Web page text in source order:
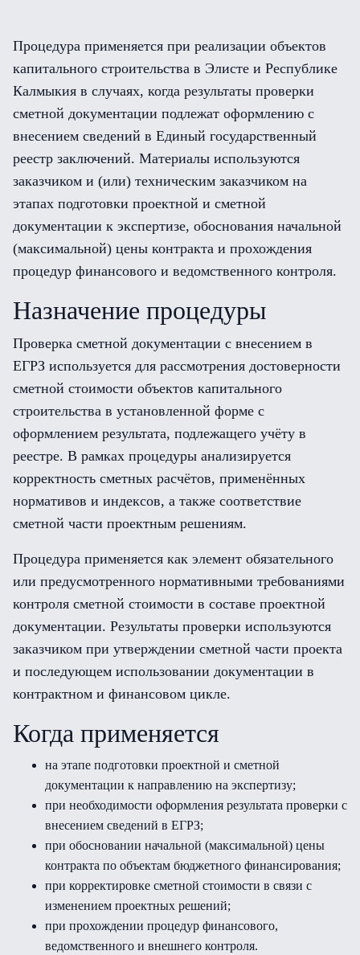
Процедура применяется при реализации объектов
капитального строительства в Элисте и Республике
Калмыкия в случаях, когда результаты проверки
сметной документации подлежат оформлению с
внесением сведений в Единый государственный
реестр заключений. Материалы используются
заказчиком и (или) техническим заказчиком на
этапах подготовки проектной и сметной
документации к экспертизе, обоснования начальной
(максимальной) цены контракта и прохождения
процедур финансового и ведомственного контроля.
Назначение процедуры
Проверка сметной документации с внесением в
ЕГРЗ используется для рассмотрения достоверности
сметной стоимости объектов капитального
строительства в установленной форме с
оформлением результата, подлежащего учёту в
реестре. В рамках процедуры анализируется
корректность сметных расчётов, применённых
нормативов и индексов, а также соответствие
сметной части проектным решениям.
Процедура применяется как элемент обязательного
или предусмотренного нормативными требованиями
контроля сметной стоимости в составе проектной
документации. Результаты проверки используются
заказчиком при утверждении сметной части проекта
и последующем использовании документации в
контрактном и финансовом цикле.
Когда применяется
на этапе подготовки проектной и сметной
документации к направлению на экспертизу;
при необходимости оформления результата проверки с
внесением сведений в ЕГРЗ;
при обосновании начальной (максимальной) цены
контракта по объектам бюджетного финансирования;
при корректировке сметной стоимости в связи с
изменением проектных решений;
при прохождении процедур финансового,
ведомственного и внешнего контроля.